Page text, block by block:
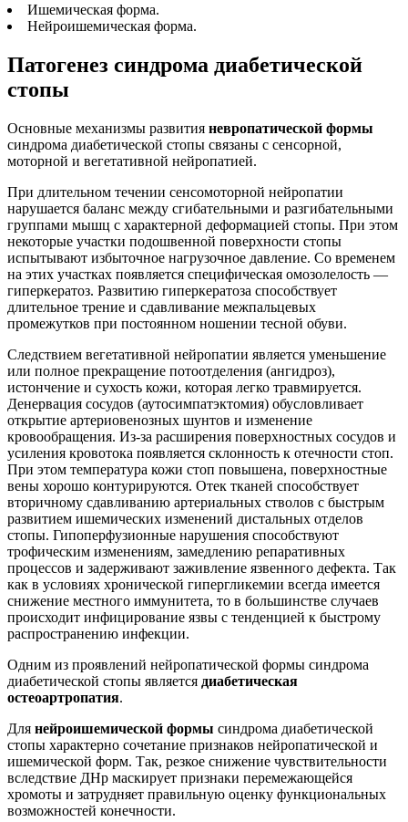
Ишемическая форма.
Нейроишемическая форма.
Патогенез синдрома диабетической
стопы
Основные механизмы развития невропатической формы
синдрома диабетической стопы связаны с сенсорной,
моторной и вегетативной нейропатией.
При длительном течении сенсомоторной нейропатии
нарушается баланс между сгибательными и разгибательными
группами мышц с характерной деформацией стопы. При этом
некоторые участки подошвенной поверхности стопы
испытывают избыточное нагрузочное давление. Со временем
на этих участках появляется специфическая омозолелость —
гиперкератоз. Развитию гиперкератоза способствует
длительное трение и сдавливание межпальцевых
промежутков при постоянном ношении тесной обуви.
Следствием вегетативной нейропатии является уменьшение
или полное прекращение потоотделения (ангидроз),
истончение и сухость кожи, которая легко травмируется.
Денервация сосудов (аутосимпатэктомия) обусловливает
открытие артериовенозных шунтов и изменение
кровообращения. Из-за расширения поверхностных сосудов и
усиления кровотока появляется склонность к отечности стоп.
При этом температура кожи стоп повышена, поверхностные
вены хорошо контурируются. Отек тканей способствует
вторичному сдавливанию артериальных стволов с быстрым
развитием ишемических изменений дистальных отделов
стопы. Гипоперфузионные нарушения способствуют
трофическим изменениям, замедлению репаративных
процессов и задерживают заживление язвенного дефекта. Так
как в условиях хронической гипергликемии всегда имеется
снижение местного иммунитета, то в большинстве случаев
происходит инфицирование язвы с тенденцией к быстрому
распространению инфекции.
Одним из проявлений нейропатической формы синдрома
диабетической стопы является диабетическая
остеоартропатия.
Для нейроишемической формы синдрома диабетической
стопы характерно сочетание признаков нейропатической и
ишемической форм. Так, резкое снижение чувствительности
вследствие ДНр маскирует признаки перемежающейся
хромоты и затрудняет правильную оценку функциональных
возможностей конечности.